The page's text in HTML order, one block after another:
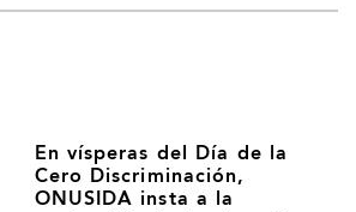
En vísperas del Día de la
Cero Discriminación,
ONUSIDA insta a la